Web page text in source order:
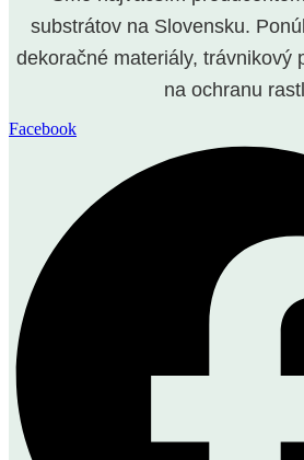
substrátov na Slovensku.
dekoračné materiály, trávnikový
na ochranu
Facebook